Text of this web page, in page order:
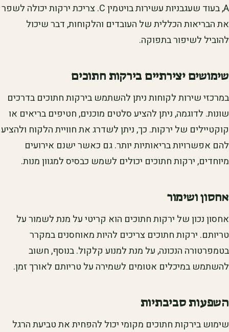
A, בעוד שעגבניות עשירות בויטמין C. צריכת ירקות יכולה לשפר
את הבריאות הכללית של העובדים והלקוחות, דבר שיכול
להוביל לשיפור בתפוקה.
שימושים יצירתיים בירקות חתוכים
במרכזי שירות לקוחות ניתן להשתמש בירקות חתוכים בדרכים
שונות. לדוגמה, ניתן להציע סלטים מוכנים, חטיפים בריאים או
קוקטיילים של ירקות. כך, ניתן לשדרג את חוויית הלקוח ולהציע
להם אפשרויות בריאותיות יותר. גם כאשר ישנם אירועים
מיוחדים, ירקות חתוכים יכולים לשמש כבסיס למגוון מנות.
אחסון ושימור
אחסון נכון של ירקות חתוכים הוא קריטי על מנת לשמור על
טריותם. ירקות חתוכים צריכים להיות מאוחסנים במקרר
בטמפרטורה הנכונה, על מנת למנוע קלקול. בנוסף, חשוב
להשתמש במיכלים אטומים לשמירה על טריותם לאורך זמן.
השפעות סביבתיות
שימוש בירקות חתוכים מקומי יכול להפחית את טביעת הרגל